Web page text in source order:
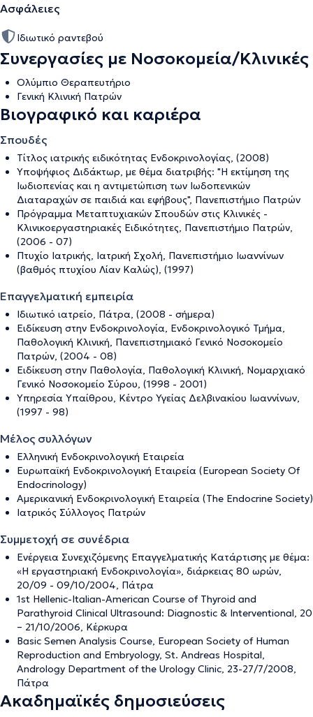
Ασφάλειες
Ιδιωτικό ραντεβού
Συνεργασίες με Νοσοκομεία/Κλινικές
Oλύμπιο Θεραπευτήριο
Γενική Κλινική Πατρών
Βιογραφικό και καριέρα
Σπουδές
Τίτλος ιατρικής ειδικότητας Ενδοκρινολογίας, (2008)
Υποψήφιος Διδάκτωρ, με θέμα διατριβής: "Η εκτίμηση της
Ιωδιοπενίας και η αντιμετώπιση των Ιωδοπενικών
Διαταραχών σε παιδιά και εφήβους", Πανεπιστήμιο Πατρών
Πρόγραμμα Μεταπτυχιακών Σπουδών στις Κλινικές -
Κλινικοεργαστηριακές Ειδικότητες, Πανεπιστήμιο Πατρών,
(2006 - 07)
Πτυχίο Ιατρικής, Ιατρική Σχολή, Πανεπιστήμιο Ιωαννίνων
(βαθμός πτυχίου Λίαν Καλώς), (1997)
Επαγγελματική εμπειρία
Ιδιωτικό ιατρείο, Πάτρα, (2008 - σήμερα)
Ειδίκευση στην Ενδοκρινολογία, Ενδοκρινoλογικό Τμήμα,
Παθολογική Κλινική, Πανεπιστημιακό Γενικό Νοσοκομείο
Πατρών, (2004 - 08)
Ειδίκευση στην Παθολογία, Παθολογική Κλινική, Νομαρχιακό
Γενικό Νοσοκομείο Σύρου, (1998 - 2001)
Υπηρεσία Υπαίθρου, Κέντρο Υγείας Δελβινακίου Ιωαννίνων,
(1997 - 98)
Μέλος συλλόγων
Ελληνική Ενδοκρινολογική Εταιρεία
Ευρωπαϊκή Ενδοκρινολογική Εταιρεία (European Society Of
Endocrinology)
Αμερικανική Ενδοκρινολογική Εταιρεία (The Endocrine Society)
Ιατρικός Σύλλογος Πατρών
Συμμετοχή σε συνέδρια
Ενέργεια Συνεχιζόμενης Επαγγελματικής Κατάρτισης με θέμα:
«Η εργαστηριακή Ενδοκρινολογία», διάρκειας 80 ωρών,
20/09 - 09/10/2004, Πάτρα
1st Hellenic-Italian-American Course of Thyroid and
Parathyroid Clinical Ultrasound: Diagnostic & Interventional, 20
– 21/10/2006, Κέρκυρα
Basic Semen Analysis Course, European Society of Human
Reproduction and Embryology, St. Andreas Hospital,
Andrology Department of the Urology Clinic, 23-27/7/2008,
Πάτρα
Ακαδημαϊκές δημοσιεύσεις